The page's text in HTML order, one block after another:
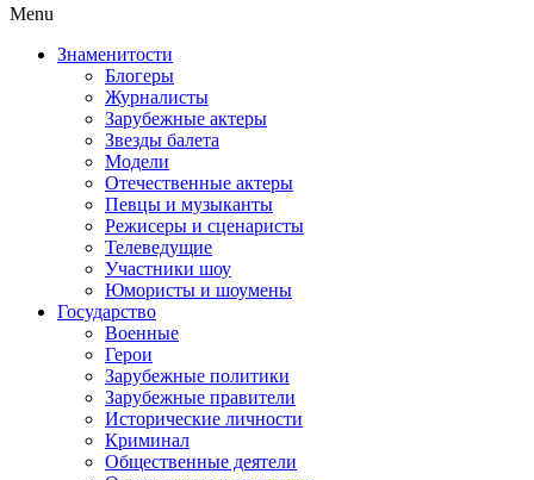
Menu
Знаменитости
Блогеры
Журналисты
Зарубежные актеры
Звезды балета
Модели
Отечественные актеры
Певцы и музыканты
Режисеры и сценаристы
Телеведущие
Участники шоу
Юмористы и шоумены
Государство
Военные
Герои
Зарубежные политики
Зарубежные правители
Исторические личности
Криминал
Общественные деятели